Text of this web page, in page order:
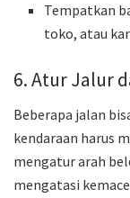
Tempatkan
toko, atau
6. Atur Jalur
Beberapa jalan
kendaraan harus
mengatur arah
mengatasi